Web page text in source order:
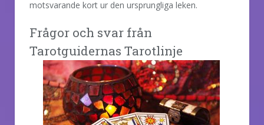
motsvarande kort ur den ursprungliga leken.
Frågor och svar från
Tarotguidernas Tarotlinje